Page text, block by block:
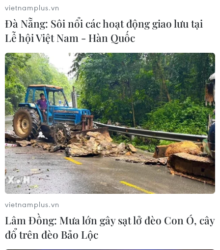
Triển vọng nhóm cổ phiếu ngành ngân
hàng sau đại dịch COVID-19
16/09/2021 07:47
Với giá trị vốn hóa chiếm đến một phần tư giá trị vốn
hóa thị trường, nhóm ngành ngân hàng được kỳ vọng
sẽ tiếp tục thu hút dòng vốn từ nhà đầu tư cá nhân sau
đại dịch.
vietnamplus.vn
Đà Nẵng: Sôi nổi các hoạt động giao lưu tại
Lễ hội Việt Nam - Hàn Quốc
vietnamplus.vn
Lâm Đồng: Mưa lớn gây sạt lở đèo Con Ó, cây
đổ trên đèo Bảo Lộc